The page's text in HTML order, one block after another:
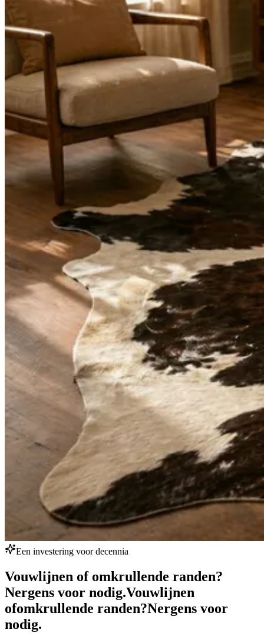
Een investering voor decennia
Vouwlijnen of omkrullende randen?
Nergens voor nodig.Vouwlijnen
ofomkrullende randen?Nergens voor
nodig.